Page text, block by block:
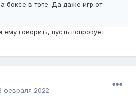
боксе в топе. Да даже игр от
говорить, пусть попробует
февраля 2022